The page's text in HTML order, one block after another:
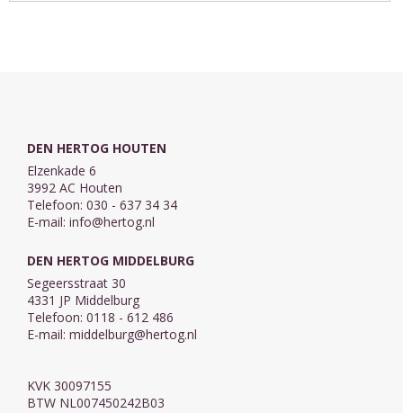
DEN HERTOG HOUTEN
Elzenkade 6
3992 AC Houten
Telefoon: 030 - 637 34 34
E-mail: info@hertog.nl
DEN HERTOG MIDDELBURG
Segeersstraat 30
4331 JP Middelburg
Telefoon: 0118 - 612 486
E-mail: middelburg@hertog.nl
KVK 30097155
BTW NL007450242B03